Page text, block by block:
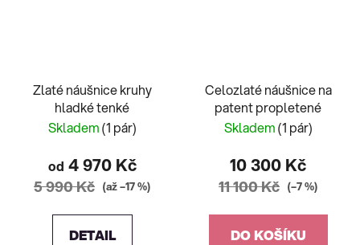
Zlaté náušnice kruhy
hladké tenké
Skladem(1 pár)
od 4 970 Kč
5 990 Kč (až –17 %)
DETAIL
Celozlaté náušnice na
patent propletené
Skladem(1 pár)
10 300 Kč
11 100 Kč (–7 %)
DO KOŠÍKU